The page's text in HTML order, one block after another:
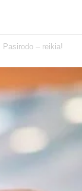
– reikia!